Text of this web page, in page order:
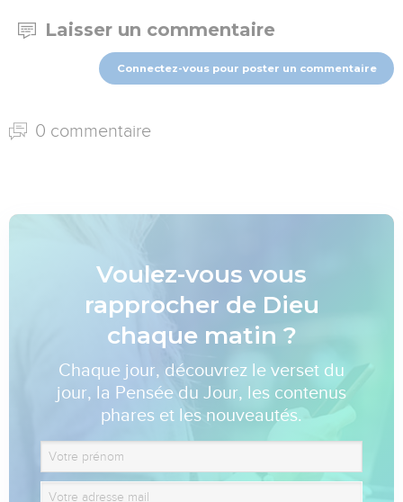
Laisser un commentaire
Connectez-vous pour poster un commentaire
0 commentaire
Voulez-vous vous
rapprocher de Dieu
chaque matin ?
Chaque jour, découvrez le verset du
jour, la Pensée du Jour, les contenus
phares et les nouveautés.